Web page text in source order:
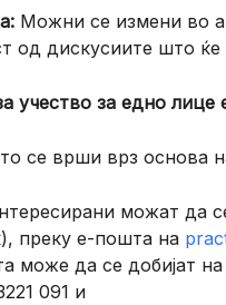
Можни се измени во
од дискусиите што ќе
учество за едно
се врши врз основа
можат да
преку е-пошта на
може да се добијат
091 и